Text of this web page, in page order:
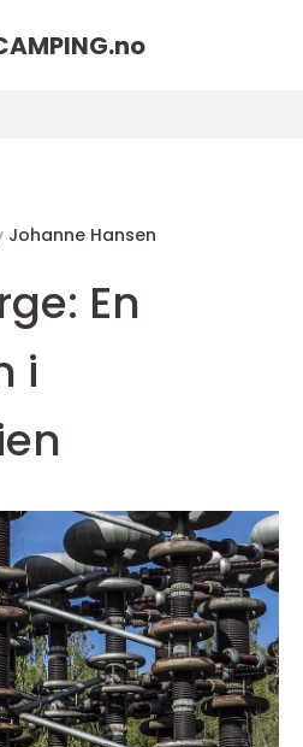
no
Johanne Hansen
En
i